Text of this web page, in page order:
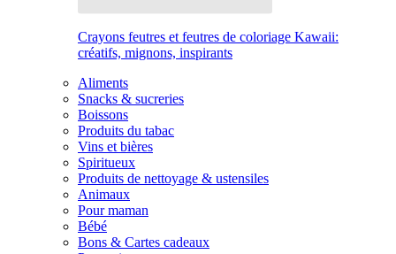
Crayons feutres et feutres de coloriage Kawaii:
créatifs, mignons, inspirants
Aliments
Snacks & sucreries
Boissons
Produits du tabac
Vins et bières
Spiritueux
Produits de nettoyage & ustensiles
Animaux
Pour maman
Bébé
Bons & Cartes cadeaux